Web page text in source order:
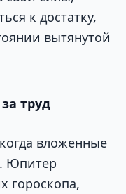
к достатку,
вытянутой
труд
вложенные
Юпитер
гороскопа,